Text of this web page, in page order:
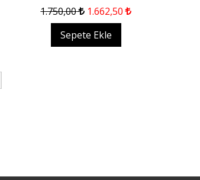
1.750,00 1.662,50
Sepete Ekle